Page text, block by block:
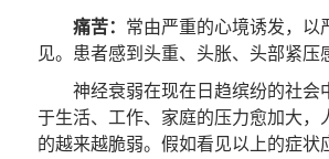
痛苦： 常由严重的心境诱发，以
见。患者感到头重、头胀、头部紧压
神经衰弱在现在日趋缤纷的社会
于生活、工作、家庭的压力愈加大，
的越来越脆弱。假如看见以上的症状